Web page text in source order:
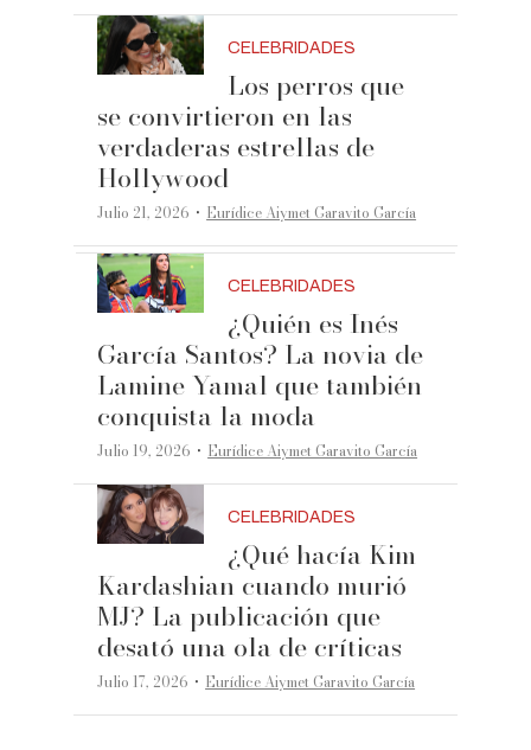
CELEBRIDADES
Los perros que
se convirtieron en las
verdaderas estrellas de
Hollywood
Julio 21, 2026 ·Eurídice Aiymet Garavito García
CELEBRIDADES
¿Quién es Inés
García Santos? La novia de
Lamine Yamal que también
conquista la moda
Julio 19, 2026 ·Eurídice Aiymet Garavito García
CELEBRIDADES
¿Qué hacía Kim
Kardashian cuando murió
MJ? La publicación que
desató una ola de críticas
Julio 17, 2026 ·Eurídice Aiymet Garavito García